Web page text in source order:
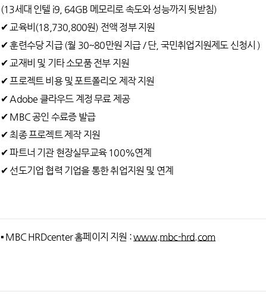
(13세대 인텔 i9, 64GB 메모리로 속도와 성능까지 뒷받침)
✔ 교육비(18,730,800원) 전액 정부 지원
✔ 훈련수당 지급 (월 30~80만원 지급 / 단, 국민취업지원제도 신청시 )
✔ 교재비 및 기타 소모품 전부 지원
✔ 프로젝트 비용 및 포트폴리오 제작 지원
✔ Adobe 클라우드 계정 무료 제공
✔ MBC 공인 수료증 발급
✔ 최종 프로젝트 제작 지원
✔ 파트너 기관 현장실무교육 100%연계
✔ 선도기업 협력 기업을 통한 취업지원 및 연계
▪ MBC HRDcenter 홈페이지 지원 :www.mbc-hrd.com